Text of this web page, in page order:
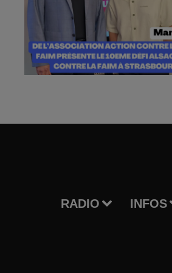
RADIO INFOS